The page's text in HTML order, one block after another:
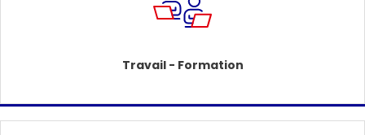
Travail - Formation